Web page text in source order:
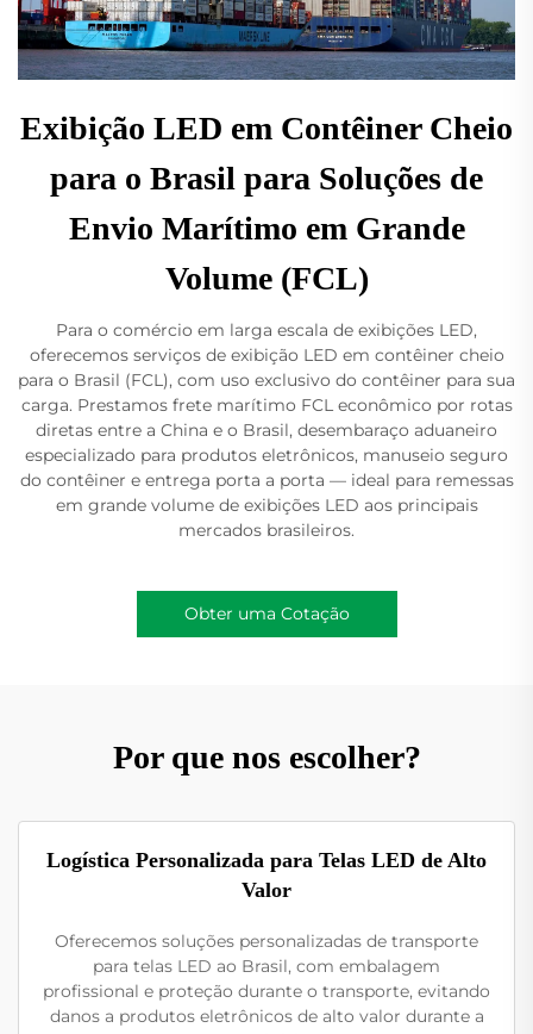
Exibição LED em Contêiner Cheio
para o Brasil para Soluções de
Envio Marítimo em Grande
Volume (FCL)
Para o comércio em larga escala de exibições LED,
oferecemos serviços de exibição LED em contêiner cheio
para o Brasil (FCL), com uso exclusivo do contêiner para sua
carga. Prestamos frete marítimo FCL econômico por rotas
diretas entre a China e o Brasil, desembaraço aduaneiro
especializado para produtos eletrônicos, manuseio seguro
do contêiner e entrega porta a porta — ideal para remessas
em grande volume de exibições LED aos principais
mercados brasileiros.
Obter uma Cotação
Por que nos escolher?
Logística Personalizada para Telas LED de Alto
Valor
Oferecemos soluções personalizadas de transporte
para telas LED ao Brasil, com embalagem
profissional e proteção durante o transporte, evitando
danos a produtos eletrônicos de alto valor durante a